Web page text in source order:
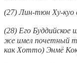
(27) Лин-тюн Ху-
(28) Его
же имел почетный
как Хотто) Энмё